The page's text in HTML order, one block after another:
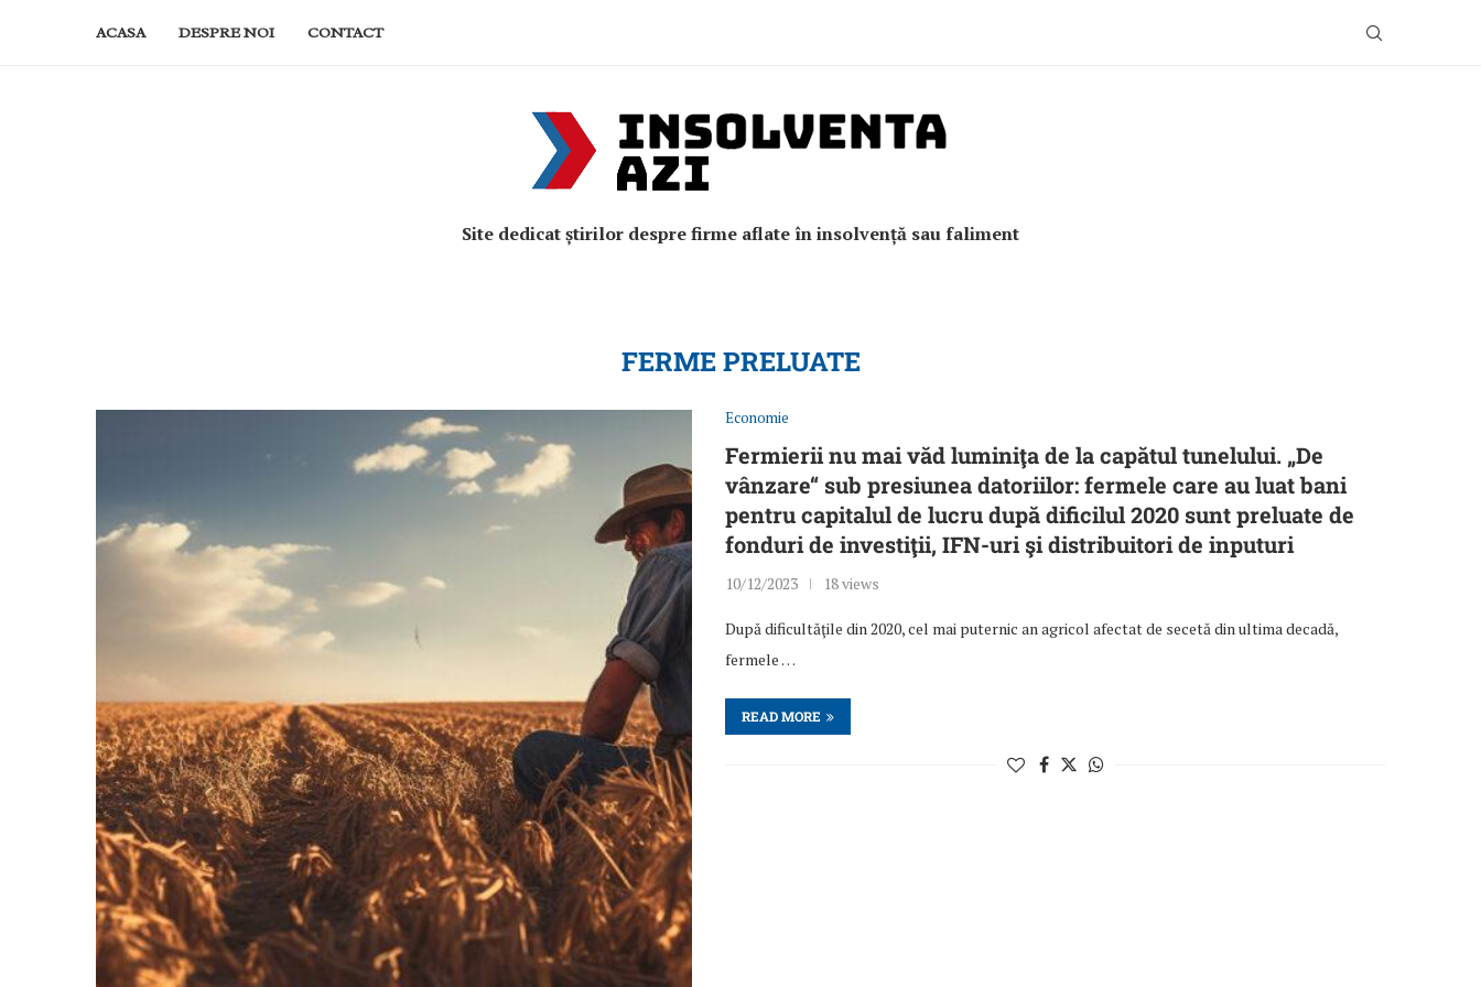
ACASA DESPRE NOI CONTACT
Site dedicat știrilor despre firme aflate în insolvență sau faliment
FERME PRELUATE
Economie
Fermierii nu mai văd luminiţa de la capătul tunelului. „De
vânzare“ sub presiunea datoriilor: fermele care au luat bani
pentru capitalul de lucru după dificilul 2020 sunt preluate de
fonduri de investiţii, IFN-uri şi distribuitori de inputuri
10/12/2023 18 views
După dificultăţile din 2020, cel mai puternic an agricol afectat de secetă din ultima decadă,
fermele …
READ MORE